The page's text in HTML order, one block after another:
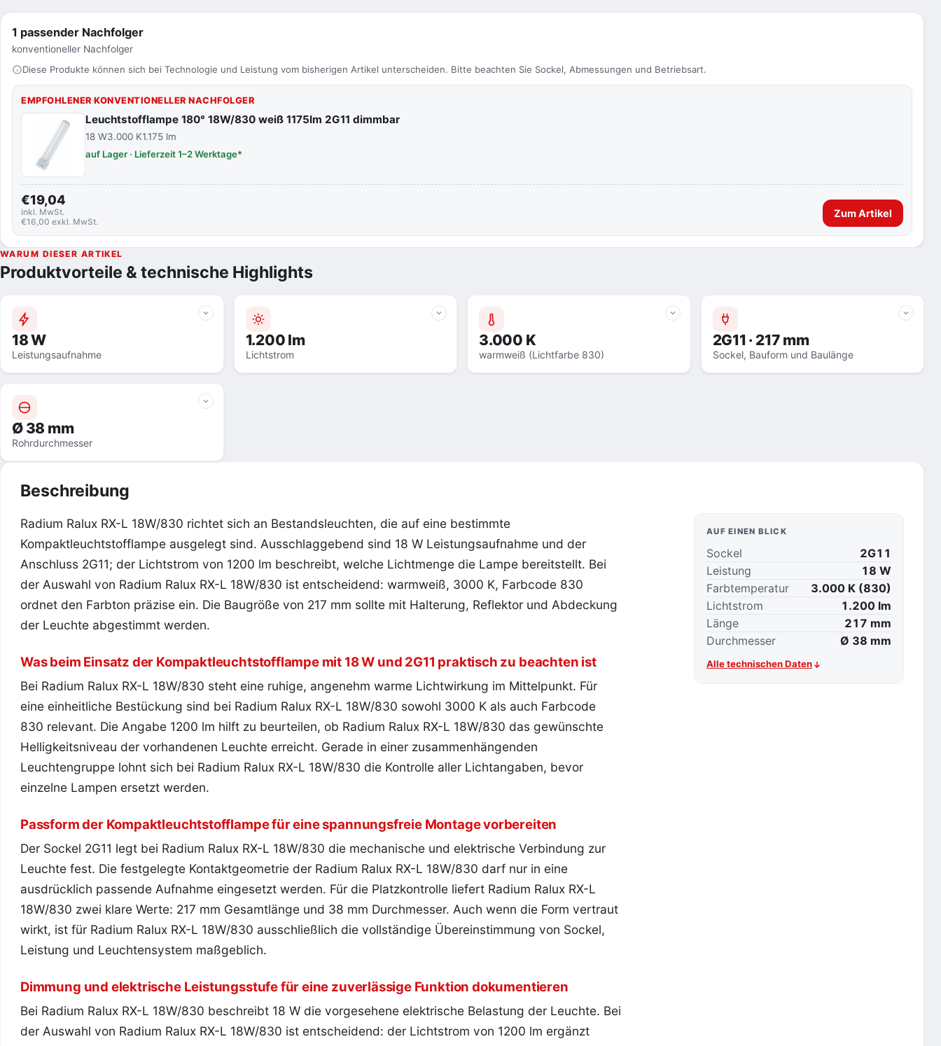
1 passender Nachfolger
konventioneller Nachfolger
Diese Produkte können sich bei Technologie und Leistung vom bisherigen Artikel unterscheiden. Bitte beachten Sie Sockel, Abmessungen und Betriebsart.
EMPFOHLENER KONVENTIONELLER NACHFOLGER
Leuchtstofflampe 180° 18W/830 weiß 1175lm 2G11 dimmbar
18 W3.000 K1.175 lm
auf Lager · Lieferzeit 1–2 Werktage*
€19,04
inkl. MwSt.
€16,00 exkl. MwSt.
Zum Artikel
WARUM DIESER ARTIKEL
Produktvorteile & technische Highlights
18 W
Leistungsaufnahme
1.200 lm
Lichtstrom
3.000 K
warmweiß (Lichtfarbe 830)
2G11 · 217 mm
Sockel, Bauform und Baulänge
Ø 38 mm
Rohrdurchmesser
Beschreibung
Radium Ralux RX-L 18W/830 richtet sich an Bestandsleuchten, die auf eine bestimmte
Kompaktleuchtstofflampe ausgelegt sind. Ausschlaggebend sind 18 W Leistungsaufnahme und der
Anschluss 2G11; der Lichtstrom von 1200 lm beschreibt, welche Lichtmenge die Lampe bereitstellt. Bei
der Auswahl von Radium Ralux RX-L 18W/830 ist entscheidend: warmweiß, 3000 K, Farbcode 830
ordnet den Farbton präzise ein. Die Baugröße von 217 mm sollte mit Halterung, Reflektor und Abdeckung
der Leuchte abgestimmt werden.
Was beim Einsatz der Kompaktleuchtstofflampe mit 18 W und 2G11 praktisch zu beachten ist
Bei Radium Ralux RX-L 18W/830 steht eine ruhige, angenehm warme Lichtwirkung im Mittelpunkt. Für
eine einheitliche Bestückung sind bei Radium Ralux RX-L 18W/830 sowohl 3000 K als auch Farbcode
830 relevant. Die Angabe 1200 lm hilft zu beurteilen, ob Radium Ralux RX-L 18W/830 das gewünschte
Helligkeitsniveau der vorhandenen Leuchte erreicht. Gerade in einer zusammenhängenden
Leuchtengruppe lohnt sich bei Radium Ralux RX-L 18W/830 die Kontrolle aller Lichtangaben, bevor
einzelne Lampen ersetzt werden.
Passform der Kompaktleuchtstofflampe für eine spannungsfreie Montage vorbereiten
Der Sockel 2G11 legt bei Radium Ralux RX-L 18W/830 die mechanische und elektrische Verbindung zur
Leuchte fest. Die festgelegte Kontaktgeometrie der Radium Ralux RX-L 18W/830 darf nur in eine
ausdrücklich passende Aufnahme eingesetzt werden. Für die Platzkontrolle liefert Radium Ralux RX-L
18W/830 zwei klare Werte: 217 mm Gesamtlänge und 38 mm Durchmesser. Auch wenn die Form vertraut
wirkt, ist für Radium Ralux RX-L 18W/830 ausschließlich die vollständige Übereinstimmung von Sockel,
Leistung und Leuchtensystem maßgeblich.
Dimmung und elektrische Leistungsstufe für eine zuverlässige Funktion dokumentieren
Bei Radium Ralux RX-L 18W/830 beschreibt 18 W die vorgesehene elektrische Belastung der Leuchte. Bei
der Auswahl von Radium Ralux RX-L 18W/830 ist entscheidend: der Lichtstrom von 1200 lm ergänzt
AUF EINEN BLICK
Sockel
2G11
Leistung
18 W
Farbtemperatur
3.000 K (830)
Lichtstrom
1.200 lm
Länge
217 mm
Durchmesser
Ø 38 mm
Alle technischen Daten